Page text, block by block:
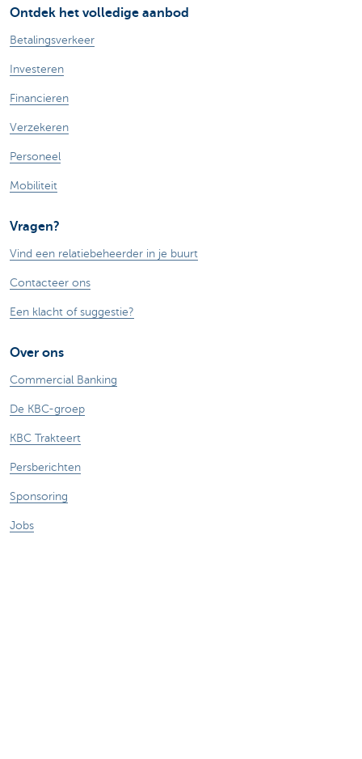
Ontdek het volledige aanbod
Betalingsverkeer
Investeren
Financieren
Verzekeren
Personeel
Mobiliteit
Vragen?
Vind een relatiebeheerder in je buurt
Contacteer ons
Een klacht of suggestie?
Over ons
Commercial Banking
De KBC-groep
KBC Trakteert
Persberichten
Sponsoring
Jobs